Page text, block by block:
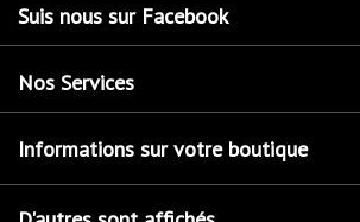
Suis nous sur Facebook
Nos Services
Informations sur votre boutique